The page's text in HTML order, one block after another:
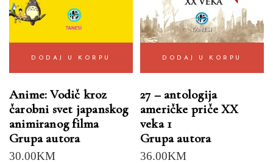
DODAJ U KORPU
Anime: Vodič kroz
čarobni svet japanskog
animiranog filma
Grupa autora
30.00KM
DODAJ U KORPU
27 – antologija
američke priče XX
veka 1
Grupa autora
36.00KM